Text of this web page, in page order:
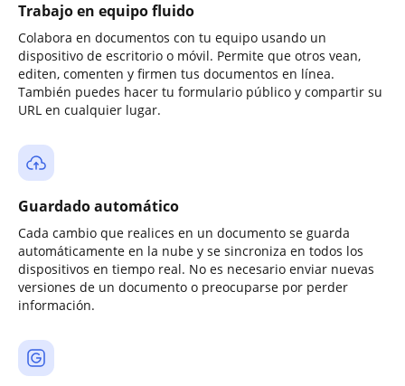
Trabajo en equipo fluido
Colabora en documentos con tu equipo usando un
dispositivo de escritorio o móvil. Permite que otros vean,
editen, comenten y firmen tus documentos en línea.
También puedes hacer tu formulario público y compartir su
URL en cualquier lugar.
Guardado automático
Cada cambio que realices en un documento se guarda
automáticamente en la nube y se sincroniza en todos los
dispositivos en tiempo real. No es necesario enviar nuevas
versiones de un documento o preocuparse por perder
información.